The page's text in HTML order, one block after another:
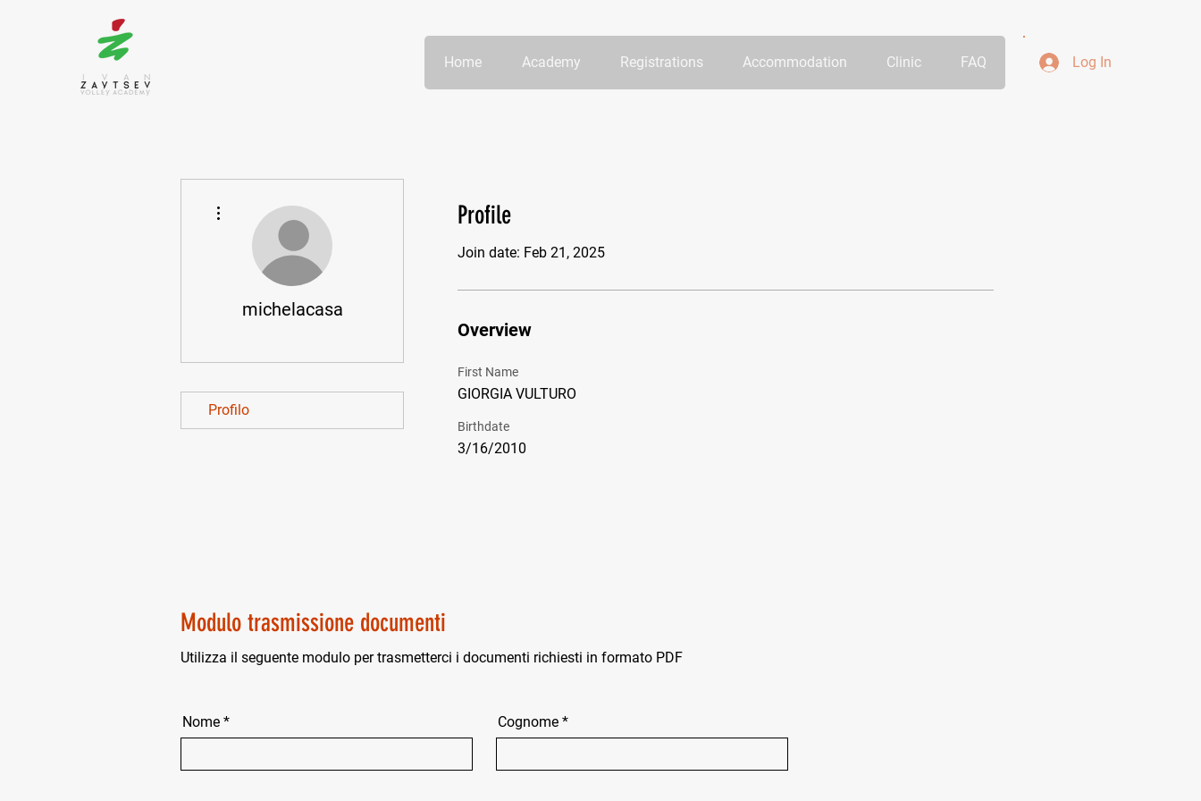
Home Academy Registrations Accommodation Clinic FAQ Log In
Profile
Join date: Feb 21, 2025
Overview
First Name
GIORGIA VULTURO
Birthdate
3/16/2010
Modulo trasmissione documenti
Utilizza il seguente modulo per trasmetterci i documenti richiesti in formato PDF
Nome Cognome
michelacasa
Profilo